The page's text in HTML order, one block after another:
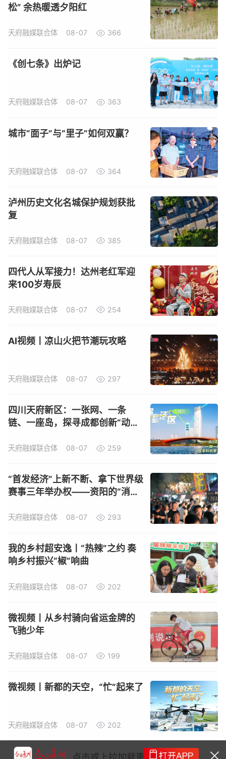
松” 余热暖透夕阳红
天府融媒联合体 08-07 366
《创七条》出炉记
天府融媒联合体 08-07 363
城市“面子”与“里子”如何双赢？
天府融媒联合体 08-07 364
泸州历史文化名城保护规划获批
复
天府融媒联合体 08-07 385
四代人从军接力！达州老红军迎
来100岁寿辰
天府融媒联合体 08-07 254
AI视频丨凉山火把节潮玩攻略
天府融媒联合体 08-07 297
四川天府新区：一张网、一条
链、一座岛，探寻成都创新“动力
天府融媒联合体 08-07 259
“首发经济”上新不断、拿下世界级
赛事三年举办权——资阳的“消费
天府融媒联合体 08-07 293
我的乡村超安逸丨“热辣”之约 奏
响乡村振兴“椒”响曲
天府融媒联合体 08-07 202
微视频丨从乡村骑向省运金牌的
飞驰少年
天府融媒联合体 08-07 199
微视频丨新都的天空，“忙”起来了
天府融媒联合体 08-07 202